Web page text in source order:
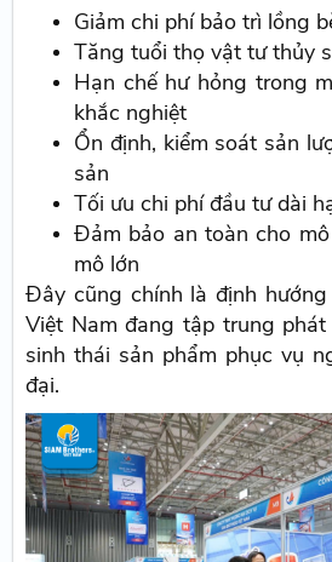
Giảm chi phí bảo trì lồng
Tăng tuổi thọ vật tư thủy
Hạn chế hư hỏng trong
khắc nghiệt
Ổn định, kiểm soát sản
sản
Tối ưu chi phí đầu tư dài
Đảm bảo an toàn cho
mô lớn
Đây cũng chính là định
Việt Nam đang tập trung
sinh thái sản phẩm phục vụ
đại.